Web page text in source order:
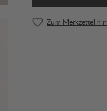
Zum Merkzettel